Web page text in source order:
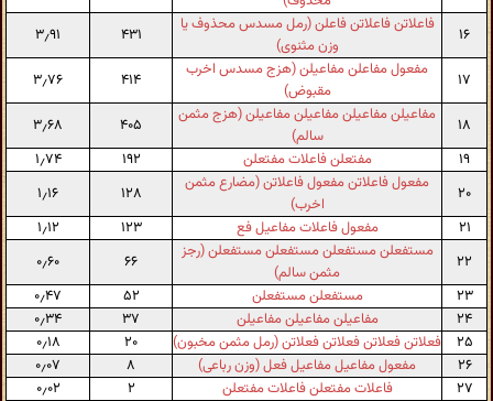
۱۶
فاعلاتن فاعلاتن فاعلن (رمل مسدس محذوف یا
وزن مثنوی)
۴۳۱ ۳٫۹۱
۱۷
مفعول مفاعلن مفاعیلن (هزج مسدس اخرب
مقبوض)
۴۱۴ ۳٫۷۶
۱۸
مفاعیلن مفاعیلن مفاعیلن مفاعیلن (هزج مثمن
سالم)
۴۰۵
۳٫۶۸
۱۹
مفتعلن فاعلات مفتعلن ۱۹۲
۱٫۷۴
۲۰
مفعول فاعلاتن مفعول فاعلاتن (مضارع مثمن
اخرب)
۱۲۸
۱٫۱۶
۲۱
مفعول فاعلات مفاعیل فع ۱۲۳
۱٫۱۲
۲۲
مستفعلن مستفعلن مستفعلن مستفعلن (رجز
مثمن سالم)
۶۶
۰٫۶۰
۲۳
مستفعلن مستفعلن ۵۲
۰٫۴۷
۲۴
مفاعیلن مفاعیلن مفاعیلن ۳۷
۰٫۳۴
۲۵
فعلاتن فعلاتن فعلاتن فعلاتن (رمل مثمن مخبون) ۲۰
۰٫۱۸
۲۶
مفعول مفاعیل مفاعیل فعل (وزن رباعی) ۸
۰٫۰۷
۲۷
فاعلات مفتعلن فاعلات مفتعلن ۲ ۰٫۰۲